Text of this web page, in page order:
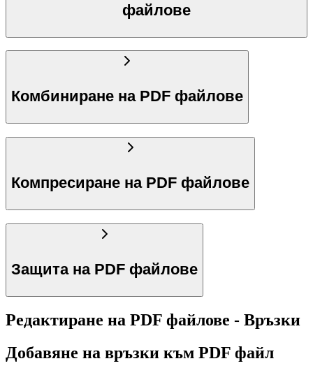
файлове
Комбиниране на PDF файлове
Компресиране на PDF файлове
Защита на PDF файлове
Редактиране на PDF файлове - Връзки
Добавяне на връзки към PDF файл